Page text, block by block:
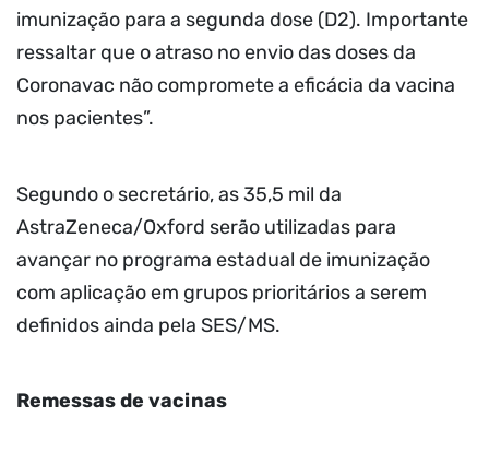
imunização para a segunda dose (D2). Importante
ressaltar que o atraso no envio das doses da
Coronavac não compromete a eficácia da vacina
nos pacientes”.
Segundo o secretário, as 35,5 mil da
AstraZeneca/Oxford serão utilizadas para
avançar no programa estadual de imunização
com aplicação em grupos prioritários a serem
definidos ainda pela SES/MS.
Remessas de vacinas